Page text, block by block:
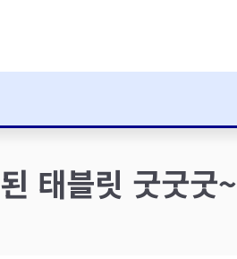
태블릿 굿굿굿~